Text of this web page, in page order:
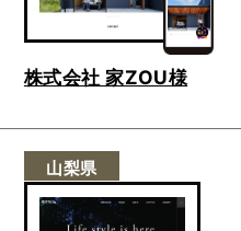
株式会社 家ZOU様
山梨県